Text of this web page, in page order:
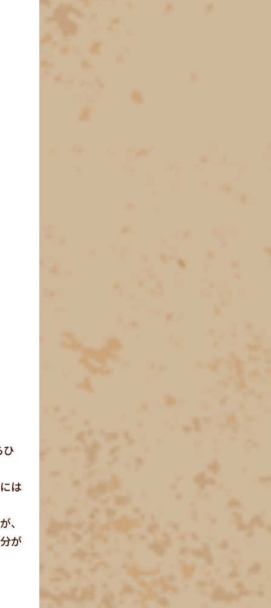
ひ
は
、
が